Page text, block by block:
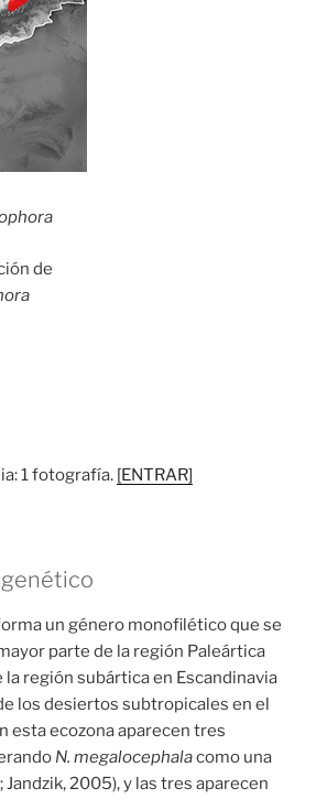
de
1 fotografía. [ENTRAR]
un género monofilético que se
parte de la región Paleártica
región subártica en Escandinavia
los desiertos subtropicales en el
esta ecozona aparecen tres
N. megalocephalacomo una
2005), y las tres aparecen